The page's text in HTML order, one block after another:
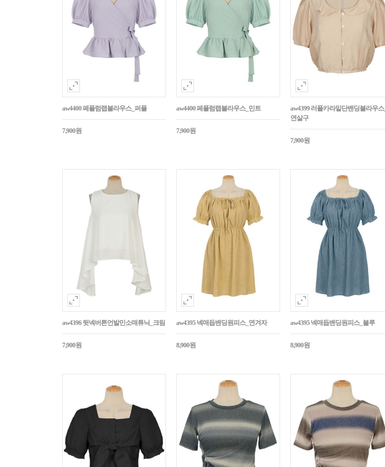
aw4400 페플럼랩블라우스_퍼플
7,900원
aw4400 페플럼랩블라우스_민트
7,900원
aw4399 러플카라밑단밴딩블라우스_
연살구
7,900원
aw4396 뒷넥버튼언발민소매튜닉_크림
7,900원
aw4395 넥매듭밴딩원피스_연겨자
8,900원
aw4395 넥매듭밴딩원피스_블루
8,900원